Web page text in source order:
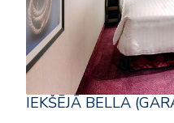
IEKŠĒJĀ BELLA